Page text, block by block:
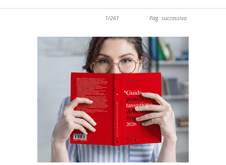
1/261 Pag. successiva